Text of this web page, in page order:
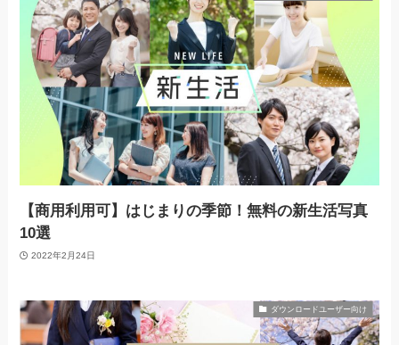
【商用利用可】はじまりの季節！無料の新生活写真
10選
2022年2月24日
ダウンロードユーザー向け